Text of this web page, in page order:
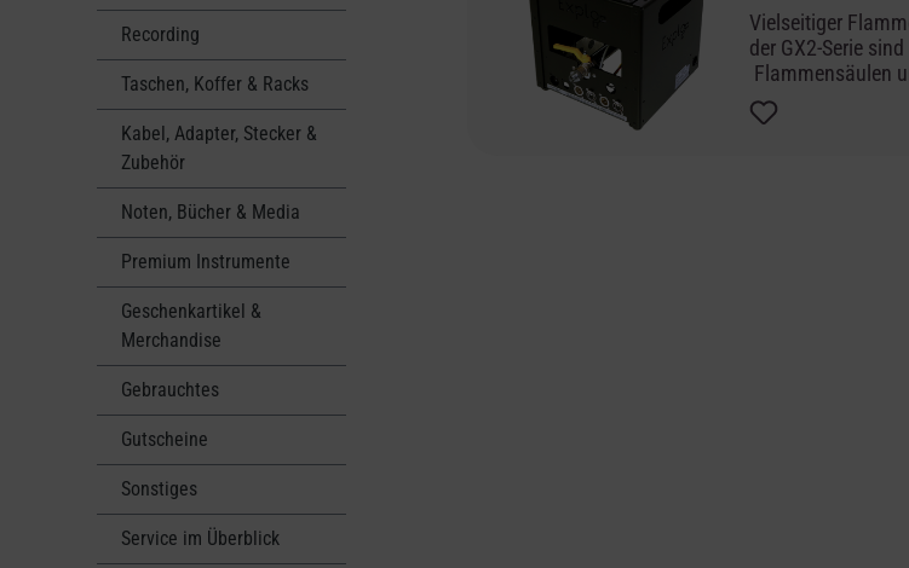
Recording
Taschen, Koffer & Racks
Kabel, Adapter, Stecker &
Zubehör
Noten, Bücher & Media
Premium Instrumente
Geschenkartikel &
Merchandise
Gebrauchtes
Gutscheine
Sonstiges
Service im Überblick
Vielseitiger
der GX2-Serie
Flammensäulen
gesetzt. Durch
besonders gut für